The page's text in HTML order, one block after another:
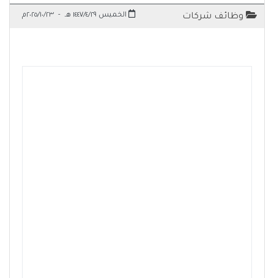
وظائف شركات الخميس ١٤٤٧/٤/٢٩ هـ - ٢٠٢٥/١٠/٢٣م